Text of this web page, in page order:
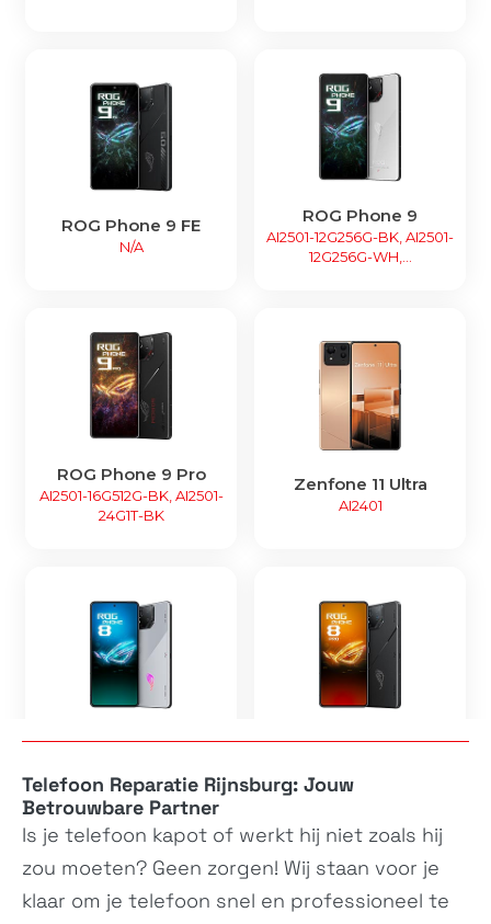
ROG Phone 9 FE
N/A
ROG Phone 9
AI2501-12G256G-BK, AI2501-
12G256G-WH,...
ROG Phone 9 Pro
AI2501-16G512G-BK, AI2501-
24G1T-BK
Zenfone 11 Ultra
AI2401
ROG Phone 8 ROG Phone 8 Pro
Telefoon Reparatie Rijnsburg: Jouw
Betrouwbare Partner
Is je telefoon kapot of werkt hij niet zoals hij
zou moeten? Geen zorgen! Wij staan voor je
klaar om je telefoon snel en professioneel te